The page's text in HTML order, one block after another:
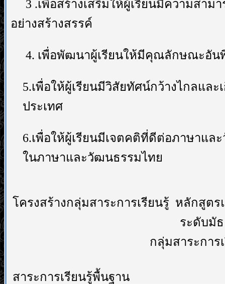
3 .เพื่อสร้างเสริมให้ผู้เรียนมีความสา
อย่างสร้างสรรค์
4. เพื่อพัฒนาผู้เรียนให้มีคุณลักษณะอั
5.เพื่อให้ผู้เรียนมีวิสัยทัศน์กว้างไกลแล
ประเทศ
6.เพื่อให้ผู้เรียนมีเจตคติที่ดีต่อภาษาแล
ในภาษาและวัฒนธรรมไทย
โครงสร้างกลุ่มสาระการเรียนรู้ หลักสู
ระดับมั
กลุ่มสาระการ
สาระการเรียนรู้พื้นฐาน